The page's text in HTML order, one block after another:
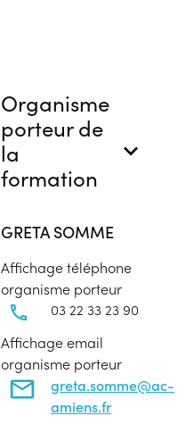
Organisme
porteur de
la
formation
GRETA SOMME
Affichage téléphone
organisme porteur
03 22 33 23 90
Affichage email
organisme porteur
greta.somme@ac-
amiens.fr